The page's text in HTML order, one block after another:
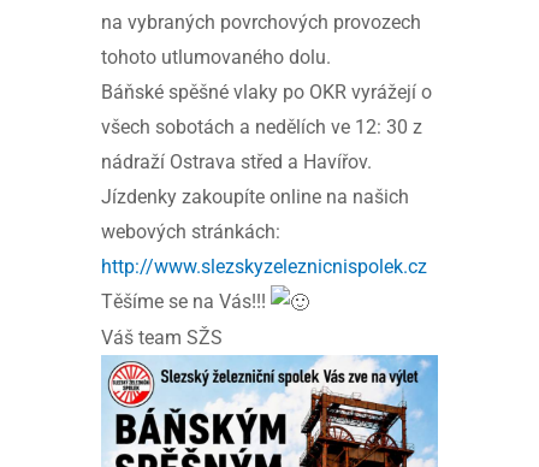
na vybraných povrchových provozech
tohoto utlumovaného dolu.
Báňské spěšné vlaky po OKR vyrážejí o
všech sobotách a nedělích ve 12: 30 z
nádraží Ostrava střed a Havířov.
Jízdenky zakoupíte online na našich
webových stránkách:
http://www.slezskyzeleznicnispolek.cz
Těšíme se na Vás!!!
Váš team SŽS